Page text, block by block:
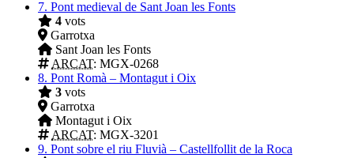
7. Pont medieval de Sant Joan les Fonts
4 vots
Garrotxa
Sant Joan les Fonts
ARCAT: MGX-0268
8. Pont Romà – Montagut i Oix
3 vots
Garrotxa
Montagut i Oix
ARCAT: MGX-3201
9. Pont sobre el riu Fluvià – Castellfollit de la Roca